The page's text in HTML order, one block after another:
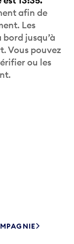
Les
jusqu’à
Vous pouvez
ou les